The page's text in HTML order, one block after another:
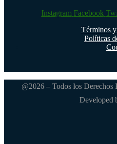
Instagram Facebook
Términos
Políticas
@2026 – Todos los Derechos
Developed